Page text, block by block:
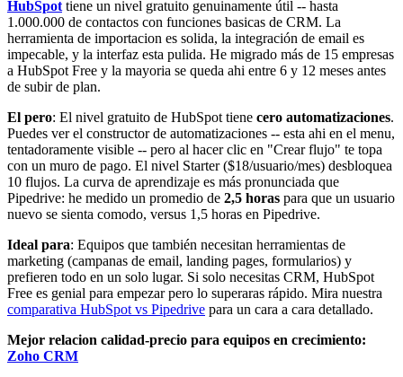
HubSpot tiene un nivel gratuito genuinamente útil -- hasta
1.000.000 de contactos con funciones basicas de CRM. La
herramienta de importacion es solida, la integración de email es
impecable, y la interfaz esta pulida. He migrado más de 15 empresas
a HubSpot Free y la mayoria se queda ahi entre 6 y 12 meses antes
de subir de plan.
El pero: El nivel gratuito de HubSpot tiene cero automatizaciones.
Puedes ver el constructor de automatizaciones -- esta ahi en el menu,
tentadoramente visible -- pero al hacer clic en "Crear flujo" te topa
con un muro de pago. El nivel Starter ($18/usuario/mes) desbloquea
10 flujos. La curva de aprendizaje es más pronunciada que
Pipedrive: he medido un promedio de 2,5 horas para que un usuario
nuevo se sienta comodo, versus 1,5 horas en Pipedrive.
Ideal para: Equipos que también necesitan herramientas de
marketing (campanas de email, landing pages, formularios) y
prefieren todo en un solo lugar. Si solo necesitas CRM, HubSpot
Free es genial para empezar pero lo superaras rápido. Mira nuestra
comparativa HubSpot vs Pipedrive para un cara a cara detallado.
Mejor relacion calidad-precio para equipos en crecimiento:
Zoho CRM